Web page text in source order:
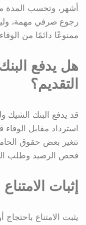
أشهر، وتحسب المدة
رجوع صرفي مهمة،
ممنوعًا دائمًا من
هل يدفع البنك
التقديم؟
قد يدفع البنك الشيك
استرداد مقابل
تتغير بعض حقوق
فحص الرصيد وطلب
إثبات
يثبت الامتناع